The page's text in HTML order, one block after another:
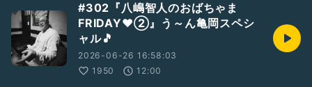
#302『八嶋智人のおばちゃま
FRIDAY❤️②』う～ん亀岡スペシ
ャル🎵
2026-06-26 16:58:03
1950
12:00